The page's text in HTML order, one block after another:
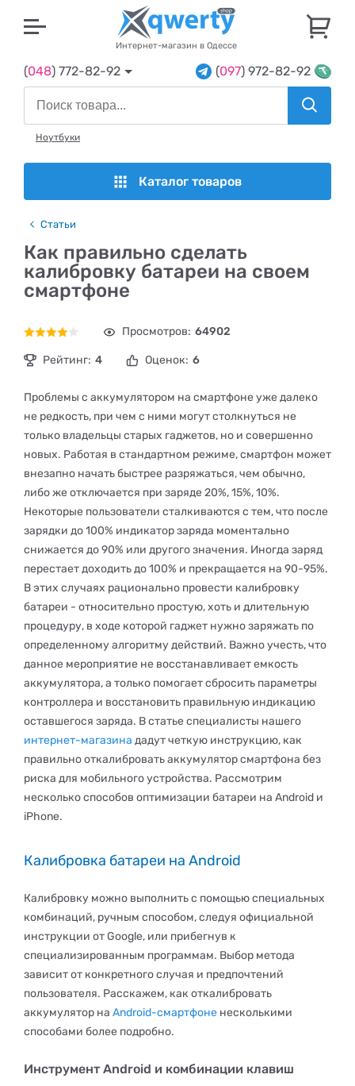
Интернет-магазин в Одессе
(048) 772-82-92 (097) 972-82-92
Ноутбуки
Каталог товаров
Статьи
Как правильно сделать
калибровку батареи на своем
смартфоне
Просмотров: 64902
Рейтинг: 4 Оценок: 6
Проблемы с аккумулятором на смартфоне уже далеко
не редкость, при чем с ними могут столкнуться не
только владельцы старых гаджетов, но и совершенно
новых. Работая в стандартном режиме, смартфон может
внезапно начать быстрее разряжаться, чем обычно,
либо же отключается при заряде 20%, 15%, 10%.
Некоторые пользователи сталкиваются с тем, что после
зарядки до 100% индикатор заряда моментально
снижается до 90% или другого значения. Иногда заряд
перестает доходить до 100% и прекращается на 90-95%.
В этих случаях рационально провести калибровку
батареи - относительно простую, хоть и длительную
процедуру, в ходе которой гаджет нужно заряжать по
определенному алгоритму действий. Важно учесть, что
данное мероприятие не восстанавливает емкость
аккумулятора, а только помогает сбросить параметры
контроллера и восстановить правильную индикацию
оставшегося заряда. В статье специалисты нашего
интернет-магазина дадут четкую инструкцию, как
правильно откалибровать аккумулятор смартфона без
риска для мобильного устройства. Рассмотрим
несколько способов оптимизации батареи на Android и
iPhone.
Калибровка батареи на Android
Калибровку можно выполнить с помощью специальных
комбинаций, ручным способом, следуя официальной
инструкции от Google, или прибегнув к
специализированным программам. Выбор метода
зависит от конкретного случая и предпочтений
пользователя. Расскажем, как откалибровать
аккумулятор на Android-смартфоне несколькими
способами более подробно.
Инструмент Android и комбинации клавиш